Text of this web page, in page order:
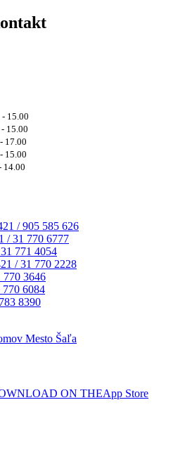
15.00
15.00
17.00
15.00
14.00
/ 905 585 626
/ 31 770 6777
771 4054
/ 31 770 2228
770 3646
6084
8390
ON THEApp Store